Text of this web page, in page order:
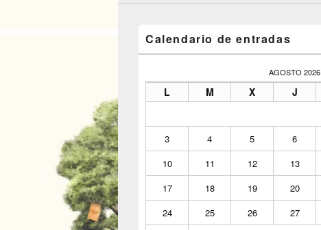
Calendario de entradas
AGOSTO 2026
L M X J
3
4 5 6
10
11 12 13
17
18 19 20
24
25 26 27